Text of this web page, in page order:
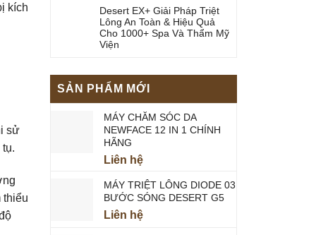
kích
sử
thiểu
Desert EX+ Giải Pháp Triệt
Lông An Toàn & Hiệu Quả
Cho 1000+ Spa Và Thẩm Mỹ
Viện
SẢN PHẨM MỚI
MÁY CHĂM SÓC DA
NEWFACE 12 IN 1 CHÍNH
HÃNG
Liên hệ
MÁY TRIỆT LÔNG DIODE 03
BƯỚC SÓNG DESERT G5
Liên hệ